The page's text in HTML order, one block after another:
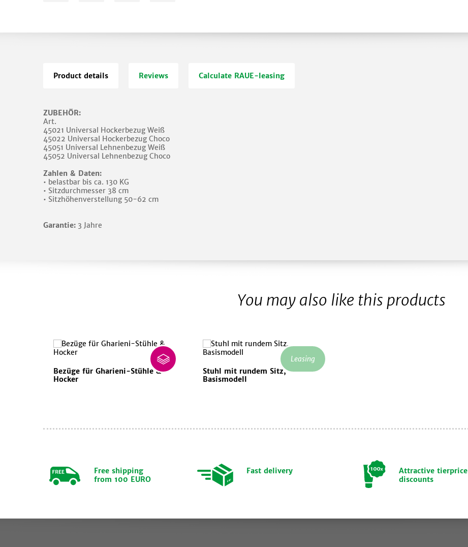
Product details Reviews Calculate RAUE-leasing
ZUBEHÖR:
Art.
45021 Universal Hockerbezug Weiß
45022 Universal Hockerbezug Choco
45051 Universal Lehnenbezug Weiß
45052 Universal Lehnenbezug Choco
Zahlen & Daten:
• belastbar bis ca. 130 KG
• Sitzdurchmesser 38 cm
• Sitzhöhenverstellung 50-62 cm
Garantie: 3 Jahre
You may also like this products
Bezüge für Gharieni-Stühle &
Hocker
Leasing
Stuhl mit rundem Sitz,
Basismodell
Free shipping
from 100 EURO
Fast delivery
Attractive tierprice
discounts